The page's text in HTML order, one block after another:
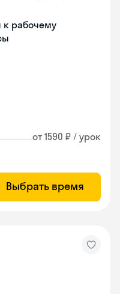
к рабочему
от 1590 ₽ / урок
Выбрать время